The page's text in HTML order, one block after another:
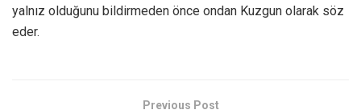
yalnız olduğunu bildirmeden önce ondan Kuzgun olarak söz
eder.
Previous Post